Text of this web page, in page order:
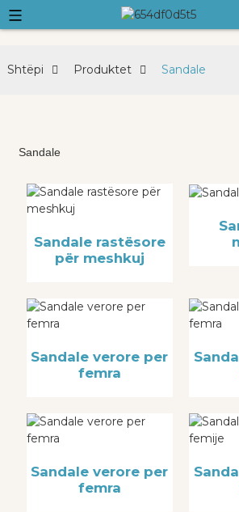
Shtëpi Produktet Sandale
Sandale
Sandale rastësore
për meshkuj
Sandale verore per
femra
Sandale verore per
femra